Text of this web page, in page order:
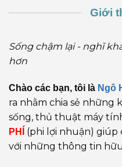
Giới
Sống chậm lại - nghĩ
hơn
Chào các bạn, tôi là Ngô
ra nhằm chia sẻ những
sống, thủ thuật máy
PHÍ
(phi lợi nhuận) giúp
với những thông tin